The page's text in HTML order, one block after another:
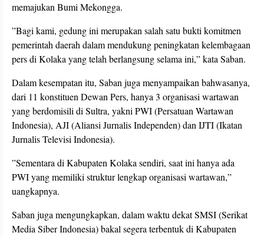
memajukan Bumi Mekongga.
”Bagi kami, gedung ini merupakan salah satu bukti komitmen
pemerintah daerah dalam mendukung peningkatan kelembagaan
pers di Kolaka yang telah berlangsung selama ini,” kata Saban.
Dalam kesempatan itu, Saban juga menyampaikan bahwasanya,
dari 11 konstituen Dewan Pers, hanya 3 organisasi wartawan
yang berdomisili di Sultra, yakni PWI (Persatuan Wartawan
Indonesia), AJI (Aliansi Jurnalis Independen) dan IJTI (Ikatan
Jurnalis Televisi Indonesia).
”Sementara di Kabupaten Kolaka sendiri, saat ini hanya ada
PWI yang memiliki struktur lengkap organisasi wartawan,”
uangkapnya.
Saban juga mengungkapkan, dalam waktu dekat SMSI (Serikat
Media Siber Indonesia) bakal segera terbentuk di Kabupaten